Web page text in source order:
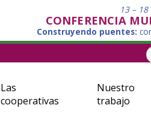
13 –
CONFERENCIA
Construyendo puentes:
Las
cooperativas
Nuestro
trabajo